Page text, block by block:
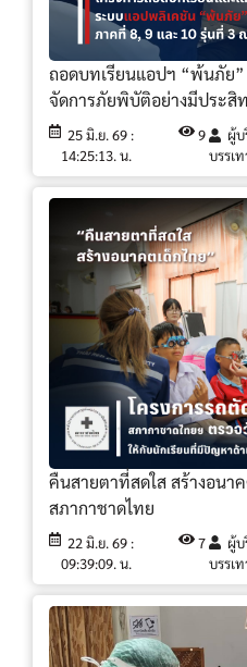
ถอดบทเรียนแอปฯ “พ้นภัย
จัดการภัยพิบัติอย่างมีประสิ
25 มิ.ย. 69 :
14:25:13. น.
9
ผู้บ
บรรเ
คืนสายตาที่สดใส สร้างอนา
สภากาชาดไทย
22 มิ.ย. 69 :
09:39:09. น.
7
ผู้บ
บรรเ